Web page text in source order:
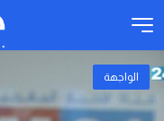
الواجهة